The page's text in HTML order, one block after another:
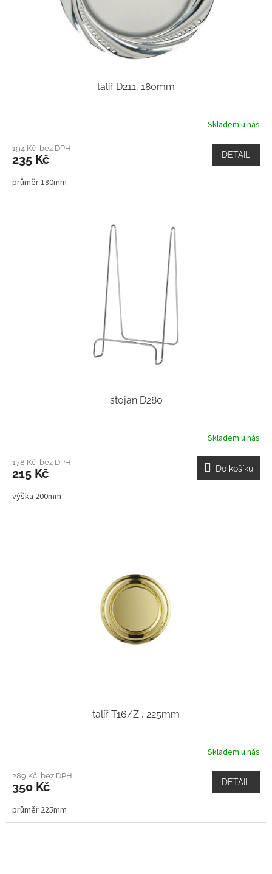
talíř D211, 180mm
Skladem u nás
194 Kč bez DPH
235 Kč DETAIL
průměr 180mm
stojan D280
Skladem u nás
178 Kč bez DPH
215 Kč Do košíku
výška 200mm
talíř T16/Z , 225mm
Skladem u nás
289 Kč bez DPH
350 Kč DETAIL
průměr 225mm